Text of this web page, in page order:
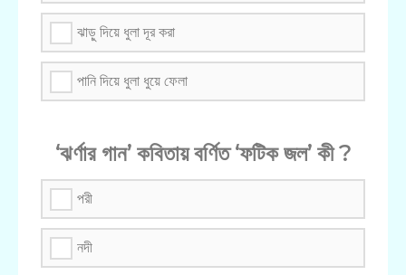
ঝাড়ু দিয়ে ধুলা দূর করা
পানি দিয়ে ধুলা ধুয়ে ফেলা
‘ঝর্ণার গান’ কবিতায় বর্ণিত ‘ফটিক জল’ কী ?
পরী
নদী